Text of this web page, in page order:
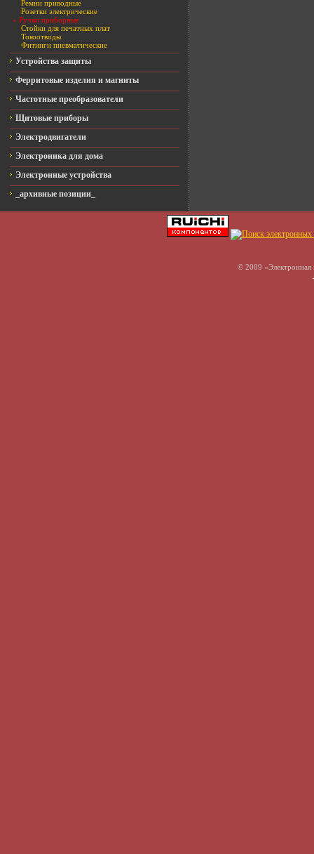
Ремни приводные
Розетки электрические
» Ручки приборные
Стойки для печатных плат
Токоотводы
Фитинги пневматические
Устройства защиты
Ферритовые изделия и магниты
Частотные преобразователи
Щитовые приборы
Электродвигатели
Электроника для дома
Электронные устройства
_архивные позиции_
© 2009